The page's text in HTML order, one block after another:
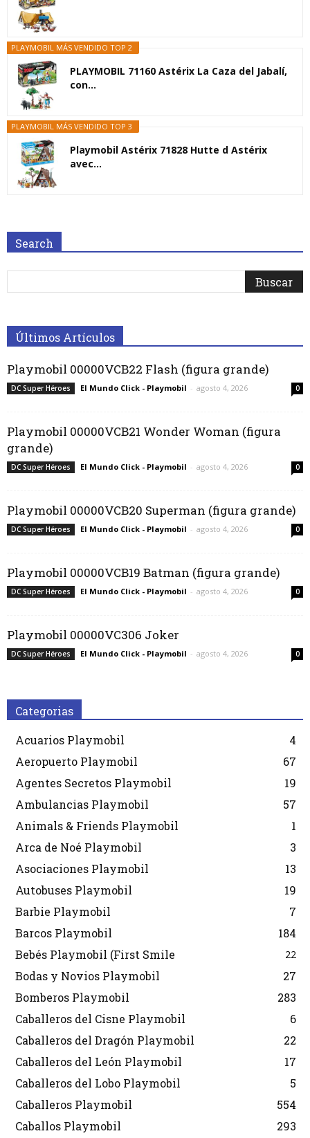
PLAYMOBIL MÁS VENDIDO TOP 2
PLAYMOBIL 71160 Astérix La Caza del Jabalí,
con...
PLAYMOBIL MÁS VENDIDO TOP 3
Playmobil Astérix 71828 Hutte d Astérix
avec...
Search
Últimos Artículos
Playmobil 00000VCB22 Flash (figura grande)
DC Super Héroes El Mundo Click - Playmobil - agosto 4, 2026 0
Playmobil 00000VCB21 Wonder Woman (figura
grande)
DC Super Héroes El Mundo Click - Playmobil - agosto 4, 2026 0
Playmobil 00000VCB20 Superman (figura grande)
DC Super Héroes El Mundo Click - Playmobil - agosto 4, 2026 0
Playmobil 00000VCB19 Batman (figura grande)
DC Super Héroes El Mundo Click - Playmobil - agosto 4, 2026 0
Playmobil 00000VC306 Joker
DC Super Héroes El Mundo Click - Playmobil - agosto 4, 2026 0
Categorias
Acuarios Playmobil
4
Aeropuerto Playmobil
67
Agentes Secretos Playmobil
19
Ambulancias Playmobil
57
Animals & Friends Playmobil
1
Arca de Noé Playmobil
3
Asociaciones Playmobil
13
Autobuses Playmobil
19
Barbie Playmobil
7
Barcos Playmobil
184
Bebés Playmobil (First Smile
22
Bodas y Novios Playmobil
27
Bomberos Playmobil
283
Caballeros del Cisne Playmobil
6
Caballeros del Dragón Playmobil
22
Caballeros del León Playmobil
17
Caballeros del Lobo Playmobil
5
Caballeros Playmobil
554
Caballos Playmobil
293